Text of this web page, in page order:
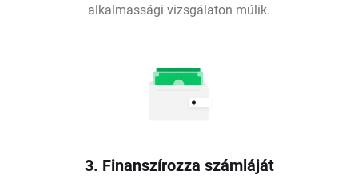
alkalmassági vizsgálaton múlik.
3. Finanszírozza számláját